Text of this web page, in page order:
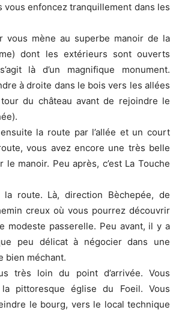
vous enfoncez tranquillement dans les
vous mène au superbe manoir de la
dont les extérieurs sont ouverts
là d’un magnifique monument.
à droite dans le bois vers les allées
du château avant de rejoindre le
la route par l’allée et un court
vous avez encore une très belle
le manoir. Peu après, c’est La Touche
la route. Là, direction Bèchepée, de
creux où vous pourrez découvrir
modeste passerelle. Peu avant, il y a
peu délicat à négocier dans une
bien méchant.
très loin du point d’arrivée. Vous
pittoresque église du Foeil. Vous
le bourg, vers le local technique